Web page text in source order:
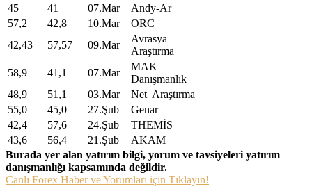
45
41 07.Mar
Andy-Ar
57,2
42,8 10.Mar
ORC
42,43
57,57 09.Mar
Avrasya
Araştırma
58,9
41,1 07.Mar
MAK
Danışmanlık
48,9
51,1 03.Mar
Net Araştırma
55,0
45,0 27.Şub
Genar
42,4
57,6 24.Şub
THEMİS
43,6
56,4 21.Şub
AKAM
Burada yer alan yatırım bilgi, yorum ve tavsiyeleri yatırım
danışmanlığı kapsamında değildir.
Canlı Forex Haber ve Yorumları için Tıklayın!